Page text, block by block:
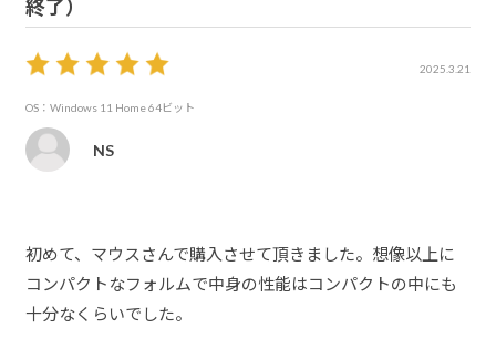
終了）
2025.3.21
OS：Windows 11 Home 64ビット
NS
初めて、マウスさんで購入させて頂きました。想像以上に
コンパクトなフォルムで中身の性能はコンパクトの中にも
十分なくらいでした。